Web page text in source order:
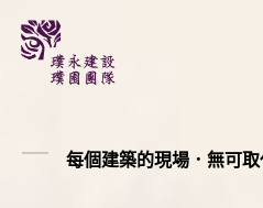
每個建築的現場．無可